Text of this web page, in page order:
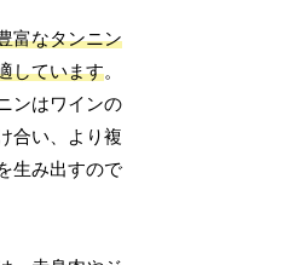
富なタンニン
しています。
ンはワインの
合い、より複
生み出すので